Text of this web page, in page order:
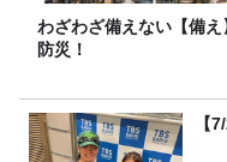
わざわざ備えない【備え
防災！
【